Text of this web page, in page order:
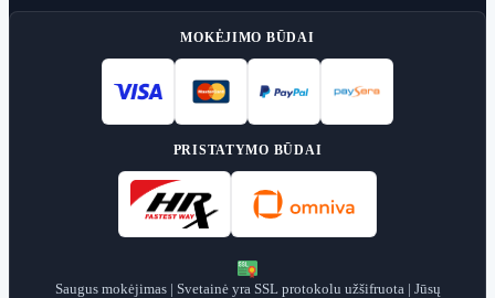
MOKĖJIMO BŪDAI
PRISTATYMO BŪDAI
Saugus mokėjimas | Svetainė yra SSL protokolu užšifruota | Jūsų